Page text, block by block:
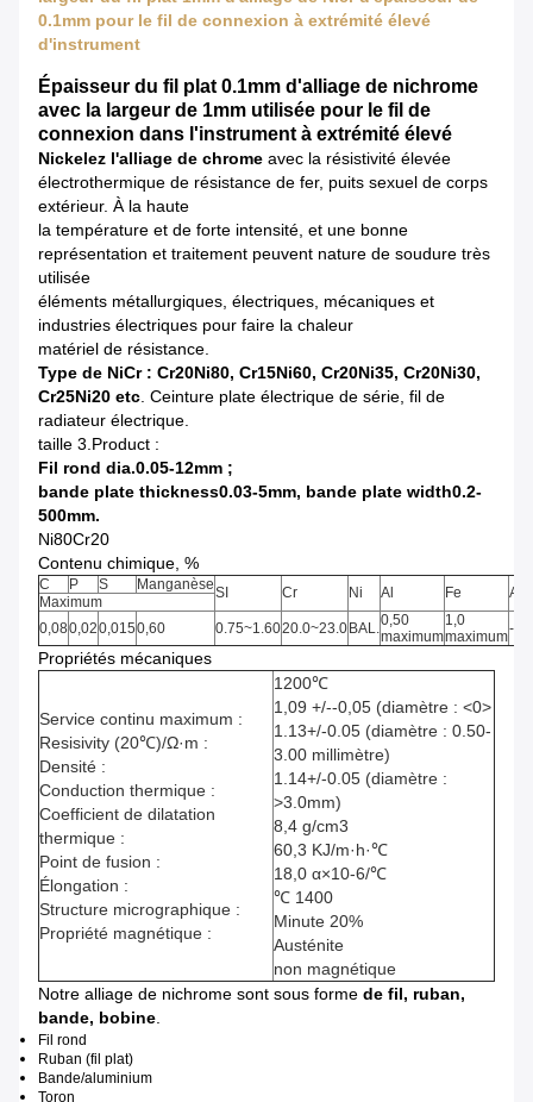
0.1mm pour le fil de connexion à extrémité élevé
d'instrument
Épaisseur du fil plat 0.1mm d'alliage de nichrome
avec la largeur de 1mm utilisée pour le fil de
connexion dans l'instrument à extrémité élevé
Nickelez l'alliage de chrome avec la résistivité élevée
électrothermique de résistance de fer, puits sexuel de corps
extérieur. À la haute
la température et de forte intensité, et une bonne
représentation et traitement peuvent nature de soudure très
utilisée
éléments métallurgiques, électriques, mécaniques et
industries électriques pour faire la chaleur
matériel de résistance.
Type de NiCr : Cr20Ni80, Cr15Ni60, Cr20Ni35, Cr20Ni30,
Cr25Ni20 etc. Ceinture plate électrique de série, fil de
radiateur électrique.
taille 3.Product :
Fil rond dia.0.05-12mm ;
bande plate thickness0.03-5mm, bande plate width0.2-
500mm.
Ni80Cr20
Contenu chimique, %
C P S ManganèseSI Cr Ni Al Fe
Maximum
0,080,020,0150,60 0.75~1.6020.0~23.0 BAL.0,50
maximum
1,0
maximum-
Propriétés mécaniques
Service continu maximum :
Resisivity (20℃)/Ω·m :
Densité :
Conduction thermique :
Coefficient de dilatation
thermique :
Point de fusion :
Élongation :
Structure micrographique :
Propriété magnétique :
1200℃
1,09 +/--0,05 (diamètre : <0>
1.13+/-0.05 (diamètre : 0.50-
3.00 millimètre)
1.14+/-0.05 (diamètre :
>3.0mm)
8,4 g/cm3
60,3 KJ/m·h·℃
18,0 α×10-6/℃
℃ 1400
Minute 20%
Austénite
non magnétique
Notre alliage de nichrome sont sous forme de fil, ruban,
bande, bobine.
Fil rond
Ruban (fil plat)
Bande/aluminium
Toron